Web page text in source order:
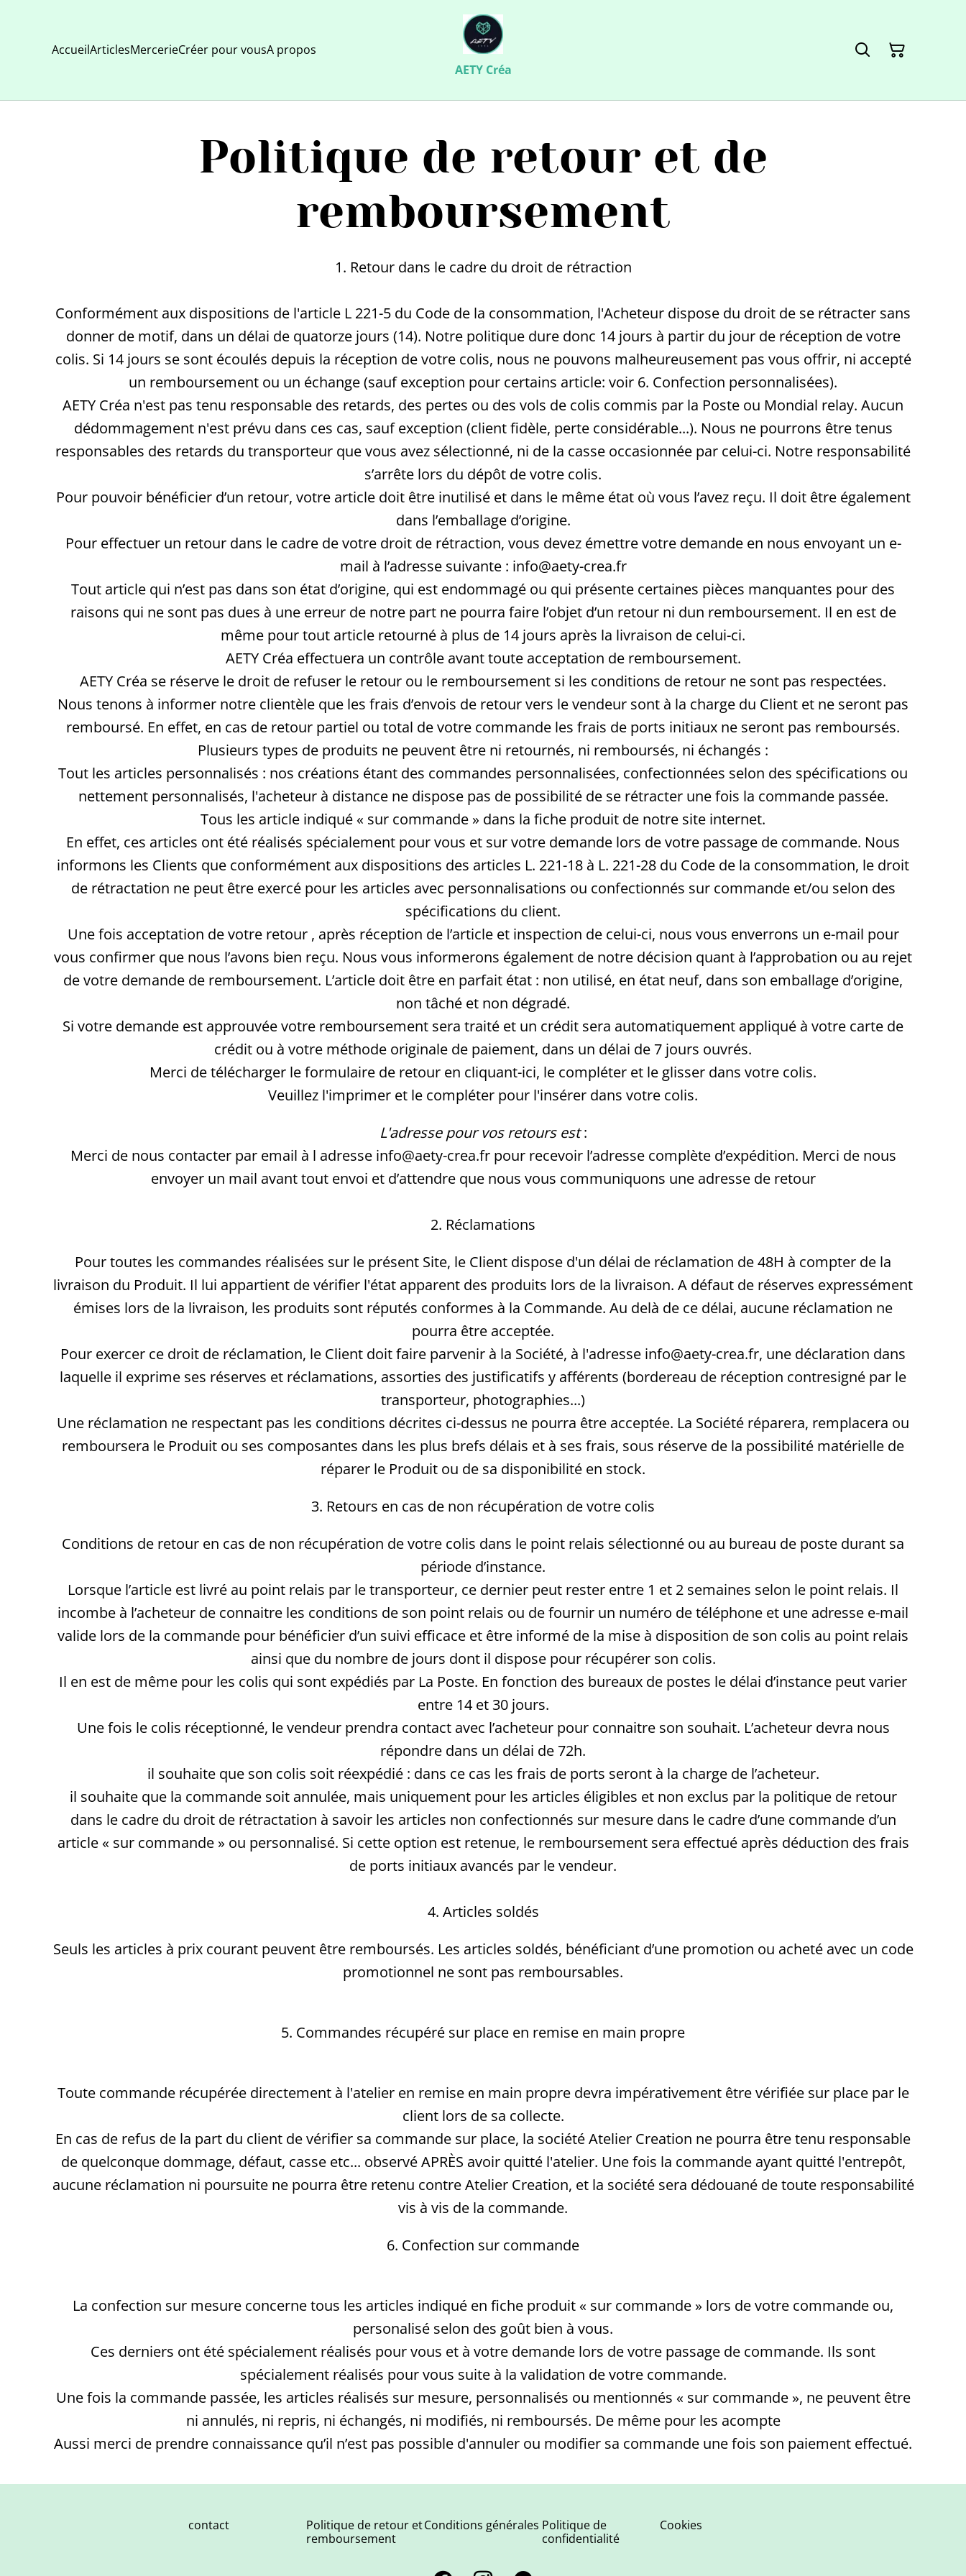
AccueilArticlesMercerieCréer pour vousA propos
AETY Créa
Politique de retour et de
remboursement
1. Retour dans le cadre du droit de rétraction
Conformément aux dispositions de l'article L 221-5 du Code de la consommation, l'Acheteur dispose du droit de se rétracter sans
donner de motif, dans un délai de quatorze jours (14). Notre politique dure donc 14 jours à partir du jour de réception de votre
colis. Si 14 jours se sont écoulés depuis la réception de votre colis, nous ne pouvons malheureusement pas vous offrir, ni accepté
un remboursement ou un échange (sauf exception pour certains article: voir 6. Confection personnalisées).
AETY Créa n'est pas tenu responsable des retards, des pertes ou des vols de colis commis par la Poste ou Mondial relay. Aucun
dédommagement n'est prévu dans ces cas, sauf exception (client fidèle, perte considérable...). Nous ne pourrons être tenus
responsables des retards du transporteur que vous avez sélectionné, ni de la casse occasionnée par celui-ci. Notre responsabilité
s’arrête lors du dépôt de votre colis.
Pour pouvoir bénéficier d’un retour, votre article doit être inutilisé et dans le même état où vous l’avez reçu. Il doit être également
dans l’emballage d’origine.
Pour effectuer un retour dans le cadre de votre droit de rétraction, vous devez émettre votre demande en nous envoyant un e-
mail à l’adresse suivante : info@aety-crea.fr
Tout article qui n’est pas dans son état d’origine, qui est endommagé ou qui présente certaines pièces manquantes pour des
raisons qui ne sont pas dues à une erreur de notre part ne pourra faire l’objet d’un retour ni dun remboursement. Il en est de
même pour tout article retourné à plus de 14 jours après la livraison de celui-ci.
AETY Créa effectuera un contrôle avant toute acceptation de remboursement.
AETY Créa se réserve le droit de refuser le retour ou le remboursement si les conditions de retour ne sont pas respectées.
Nous tenons à informer notre clientèle que les frais d’envois de retour vers le vendeur sont à la charge du Client et ne seront pas
remboursé. En effet, en cas de retour partiel ou total de votre commande les frais de ports initiaux ne seront pas remboursés.
Plusieurs types de produits ne peuvent être ni retournés, ni remboursés, ni échangés :
Tout les articles personnalisés : nos créations étant des commandes personnalisées, confectionnées selon des spécifications ou
nettement personnalisés, l'acheteur à distance ne dispose pas de possibilité de se rétracter une fois la commande passée.
Tous les article indiqué « sur commande » dans la fiche produit de notre site internet.
En effet, ces articles ont été réalisés spécialement pour vous et sur votre demande lors de votre passage de commande. Nous
informons les Clients que conformément aux dispositions des articles L. 221-18 à L. 221-28 du Code de la consommation, le droit
de rétractation ne peut être exercé pour les articles avec personnalisations ou confectionnés sur commande et/ou selon des
spécifications du client.
Une fois acceptation de votre retour , après réception de l’article et inspection de celui-ci, nous vous enverrons un e-mail pour
vous confirmer que nous l’avons bien reçu. Nous vous informerons également de notre décision quant à l’approbation ou au rejet
de votre demande de remboursement. L’article doit être en parfait état : non utilisé, en état neuf, dans son emballage d’origine,
non tâché et non dégradé.
Si votre demande est approuvée votre remboursement sera traité et un crédit sera automatiquement appliqué à votre carte de
crédit ou à votre méthode originale de paiement, dans un délai de 7 jours ouvrés.
Merci de télécharger le formulaire de retour en cliquant-ici, le compléter et le glisser dans votre colis.
Veuillez l'imprimer et le compléter pour l'insérer dans votre colis.
L'adresse pour vos retours est:
Merci de nous contacter par email à l adresse info@aety-crea.fr pour recevoir l’adresse complète d’expédition. Merci de nous
envoyer un mail avant tout envoi et d’attendre que nous vous communiquons une adresse de retour
2. Réclamations
Pour toutes les commandes réalisées sur le présent Site, le Client dispose d'un délai de réclamation de 48H à compter de la
livraison du Produit. Il lui appartient de vérifier l'état apparent des produits lors de la livraison. A défaut de réserves expressément
émises lors de la livraison, les produits sont réputés conformes à la Commande. Au delà de ce délai, aucune réclamation ne
pourra être acceptée.
Pour exercer ce droit de réclamation, le Client doit faire parvenir à la Société, à l'adresse info@aety-crea.fr, une déclaration dans
laquelle il exprime ses réserves et réclamations, assorties des justificatifs y afférents (bordereau de réception contresigné par le
transporteur, photographies...)
Une réclamation ne respectant pas les conditions décrites ci-dessus ne pourra être acceptée. La Société réparera, remplacera ou
remboursera le Produit ou ses composantes dans les plus brefs délais et à ses frais, sous réserve de la possibilité matérielle de
réparer le Produit ou de sa disponibilité en stock.
3. Retours en cas de non récupération de votre colis
Conditions de retour en cas de non récupération de votre colis dans le point relais sélectionné ou au bureau de poste durant sa
période d’instance.
Lorsque l’article est livré au point relais par le transporteur, ce dernier peut rester entre 1 et 2 semaines selon le point relais. Il
incombe à l’acheteur de connaitre les conditions de son point relais ou de fournir un numéro de téléphone et une adresse e-mail
valide lors de la commande pour bénéficier d’un suivi efficace et être informé de la mise à disposition de son colis au point relais
ainsi que du nombre de jours dont il dispose pour récupérer son colis.
Il en est de même pour les colis qui sont expédiés par La Poste. En fonction des bureaux de postes le délai d’instance peut varier
entre 14 et 30 jours.
Une fois le colis réceptionné, le vendeur prendra contact avec l’acheteur pour connaitre son souhait. L’acheteur devra nous
répondre dans un délai de 72h.
il souhaite que son colis soit réexpédié : dans ce cas les frais de ports seront à la charge de l’acheteur.
il souhaite que la commande soit annulée, mais uniquement pour les articles éligibles et non exclus par la politique de retour
dans le cadre du droit de rétractation à savoir les articles non confectionnés sur mesure dans le cadre d’une commande d’un
article « sur commande » ou personnalisé. Si cette option est retenue, le remboursement sera effectué après déduction des frais
de ports initiaux avancés par le vendeur.
4. Articles soldés
Seuls les articles à prix courant peuvent être remboursés. Les articles soldés, bénéficiant d’une promotion ou acheté avec un code
promotionnel ne sont pas remboursables.
5. Commandes récupéré sur place en remise en main propre
Toute commande récupérée directement à l'atelier en remise en main propre devra impérativement être vérifiée sur place par le
client lors de sa collecte.
En cas de refus de la part du client de vérifier sa commande sur place, la société Atelier Creation ne pourra être tenu responsable
de quelconque dommage, défaut, casse etc... observé APRÈS avoir quitté l'atelier. Une fois la commande ayant quitté l'entrepôt,
aucune réclamation ni poursuite ne pourra être retenu contre Atelier Creation, et la société sera dédouané de toute responsabilité
vis à vis de la commande.
6. Confection sur commande
La confection sur mesure concerne tous les articles indiqué en fiche produit « sur commande » lors de votre commande ou,
personalisé selon des goût bien à vous.
Ces derniers ont été spécialement réalisés pour vous et à votre demande lors de votre passage de commande. Ils sont
spécialement réalisés pour vous suite à la validation de votre commande.
Une fois la commande passée, les articles réalisés sur mesure, personnalisés ou mentionnés « sur commande », ne peuvent être
ni annulés, ni repris, ni échangés, ni modifiés, ni remboursés. De même pour les acompte
Aussi merci de prendre connaissance qu’il n’est pas possible d'annuler ou modifier sa commande une fois son paiement effectué.
contact
Politique de retour et
remboursement
Conditions générales Politique de
confidentialité
Cookies